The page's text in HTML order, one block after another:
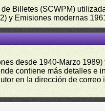
Billetes (SCWPM)
y Emisiones modernas
desde 1940-Marzo 1989)
contiene más detalles
en la dirección de